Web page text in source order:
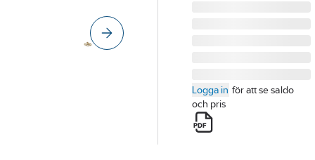
Logga in för att se saldo
och pris